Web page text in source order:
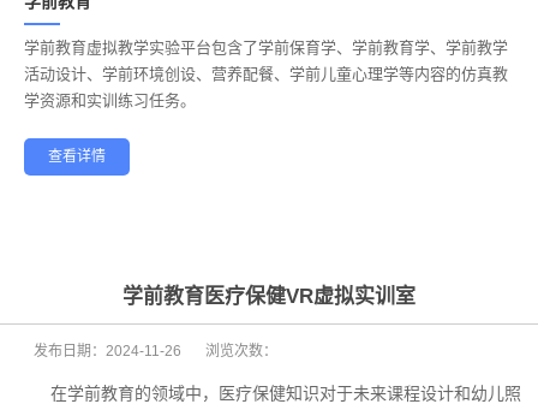
——
学前教育虚拟教学实验平台包含了学前保育学、学前教育学、学前教学
活动设计、学前环境创设、营养配餐、学前儿童心理学等内容的仿真教
学资源和实训练习任务。
查看详情
健康养老
学前教育医疗保健VR虚拟实训室
发布日期： 2024-11-26 浏览次数：
在学前教育的领域中，医疗保健知识对于未来课程设计和幼儿照